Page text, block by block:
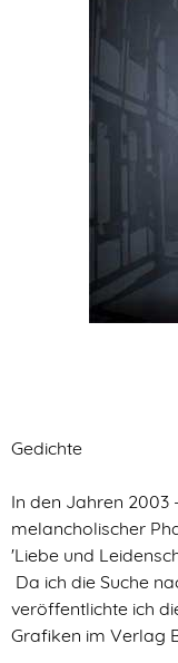
Gedichte
In den Jahren 2003
melancholischer
'Liebe und
Da ich die Suche
veröffentlichte ich
Grafiken im Verlag